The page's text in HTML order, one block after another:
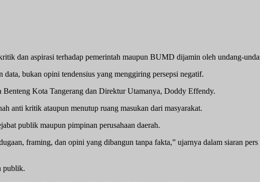
dan aspirasi terhadap pemerintah maupun BUMD dijamin oleh undang-
bukan opini tendensius yang menggiring persepsi negatif.
Benteng Kota Tangerang dan Direktur Utamanya, Doddy Effendy.
anti kritik ataupun menutup ruang masukan dari masyarakat.
publik maupun pimpinan perusahaan daerah.
framing, dan opini yang dibangun tanpa fakta,” ujarnya dalam siaran
publik.